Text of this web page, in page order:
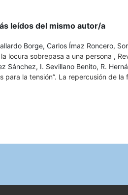
leídos del mismo autor/a
Borge, Carlos Ímaz Roncero,
locura sobrepasa a una persona ,
Sánchez, I. Sevillano Benito, R.
para la tensión”. La repercusión de